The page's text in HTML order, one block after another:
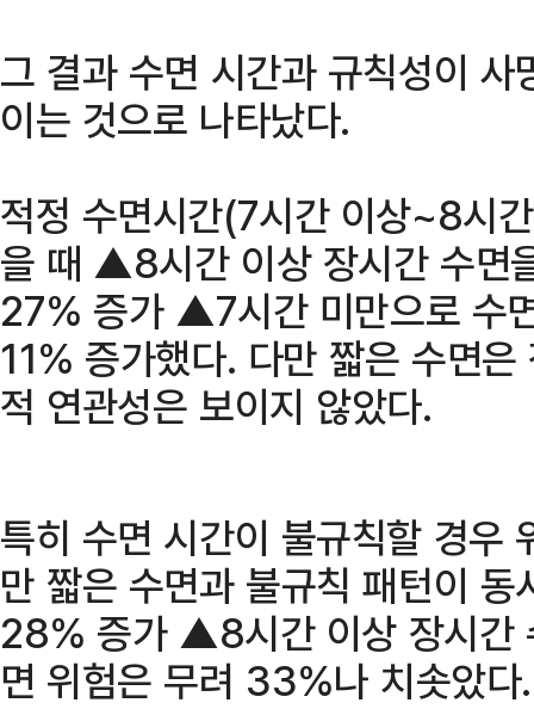
그 결과 수면 시간과 규칙성이
이는 것으로 나타났다.
적정 수면시간(7시간 이상~8시
을 때 ▲8시간 이상 장시간 수면
27% 증가 ▲7시간 미만으로 수
11% 증가했다. 다만 짧은 수면
적 연관성은 보이지 않았다.
특히 수면 시간이 불규칙할 경
만 짧은 수면과 불규칙 패턴이
28% 증가 ▲8시간 이상 장시간
면 위험은 무려 33%나 치솟았다.